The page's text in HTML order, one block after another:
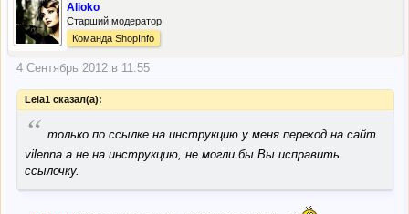
Alioko
Старший модератор
Команда ShopInfo
4 Сентябрь 2012 в 11:55
Lela1 сказал(а):
“ только по ссылке на инструкцию у меня переход на сайт
vilenna а не на инструкцию, не могли бы Вы исправить
ссылочку.